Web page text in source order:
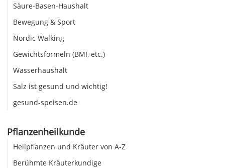
Säure-Basen-Haushalt
Bewegung & Sport
Nordic Walking
Gewichtsformeln (BMI, etc.)
Wasserhaushalt
Salz ist gesund und wichtig!
gesund-speisen.de
Pflanzenheilkunde
Heilpflanzen und Kräuter von A-Z
Berühmte Kräuterkundige